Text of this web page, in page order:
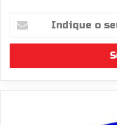
seu
de
email